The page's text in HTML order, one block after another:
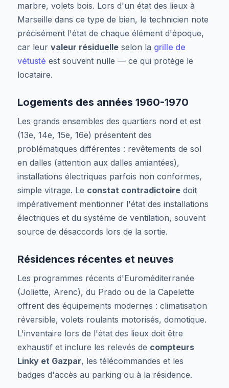
marbre, volets bois. Lors d'un état des lieux à
Marseille dans ce type de bien, le technicien note
précisément l'état de chaque élément d'époque,
car leur valeur résiduelle selon la grille de
vétusté est souvent nulle — ce qui protège le
locataire.
Logements des années 1960-1970
Les grands ensembles des quartiers nord et est
(13e, 14e, 15e, 16e) présentent des
problématiques différentes : revêtements de sol
en dalles (attention aux dalles amiantées),
installations électriques parfois non conformes,
simple vitrage. Le constat contradictoire doit
impérativement mentionner l'état des installations
électriques et du système de ventilation, souvent
source de désaccords lors de la sortie.
Résidences récentes et neuves
Les programmes récents d'Euroméditerranée
(Joliette, Arenc), du Prado ou de la Capelette
offrent des équipements modernes : climatisation
réversible, volets roulants motorisés, domotique.
L'inventaire lors de l'état des lieux doit être
exhaustif et inclure les relevés de compteurs
Linky et Gazpar, les télécommandes et les
badges d'accès au parking ou à la résidence.